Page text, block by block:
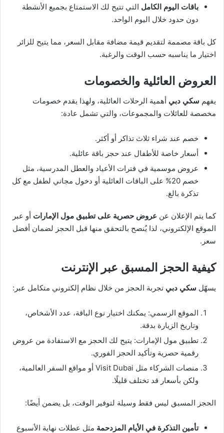
باقات اليوم الكامل التي تتيح لك الاستمتاع بجميع الأنشطة
دون حدود خلال اليوم الواحد.
كل باقة مصممة لتقديم قيمة مضافة مقابل السعر، مما يتيح للزائر
اختيار ما يناسبه حسب الوقت والرغبة.
العروض العائلية والخصومات
يفهم سكي دبي أهمية الرحلات العائلية، ولهذا يقدم خصومات
مخصصة للعائلات والمجموعات، والتي تشمل عادة:
خصم عند شراء ثلاث تذاكر أو أكثر.
أسعار خاصة للأطفال عند حجز باقة عائلية.
عروض موسمية في فترات الأعياد والعطل المدرسية، مثل
خصم 20% على الباقات العائلية أو دخول مجاني لطفل مع كل
تذكرة بالغ.
كما يتم الإعلان عن عروض حصرية على تطبيق مول الإمارات أو عبر
الموقع الإلكتروني، لذا يُنصح بالتحقق منها قبل الحجز لضمان أفضل
سعر.
كيفية الحجز المسبق عبر الإنترنت
يسهّل سكي دبي تجربة الحجز من خلال نظام إلكتروني متكامل عبر:
الموقع الرسمي: يمكنك اختيار نوع الباقة، عدد الأشخاص،
وتاريخ الزيارة بدقة.
تطبيق مول الإمارات: يتيح لك الحجز مع الاستفادة من عروض
رقمية حصرية وتأكيد الحجز الفوري.
منصات الشركاء مثل Visit Dubai أو مواقع السفر العالمية،
ولكن بأسعار قد تختلف قليلًا.
الحجز المسبق ليس فقط وسيلة لتوفير الوقت، بل يضمن أيضًا:
تأمين التذكرة في الأيام المزدحمة مثل عطلات نهاية الأسبوع